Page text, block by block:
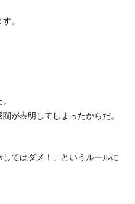
。
が表明してしまったからだ。
してはダメ！」というルールに